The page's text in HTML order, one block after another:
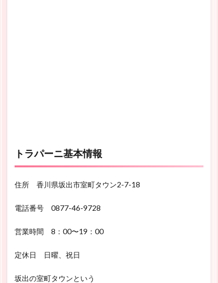
トラパーニ基本情報
住所 香川県坂出市室町タウン2-7-18
電話番号 0877-46-9728
営業時間 8：00〜19：00
定休日 日曜、祝日
坂出の室町タウンという